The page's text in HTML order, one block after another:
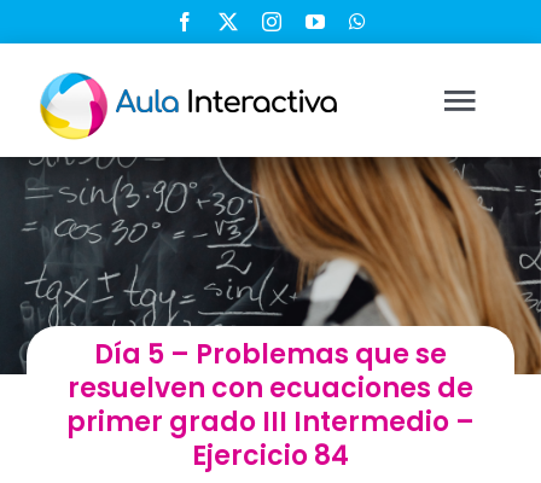
contenido
Ingresar
Registrarse
Nosotros
Soluciones
Día 5 – Problemas que se
resuelven con ecuaciones de
primer grado III Intermedio –
Ejercicio 84